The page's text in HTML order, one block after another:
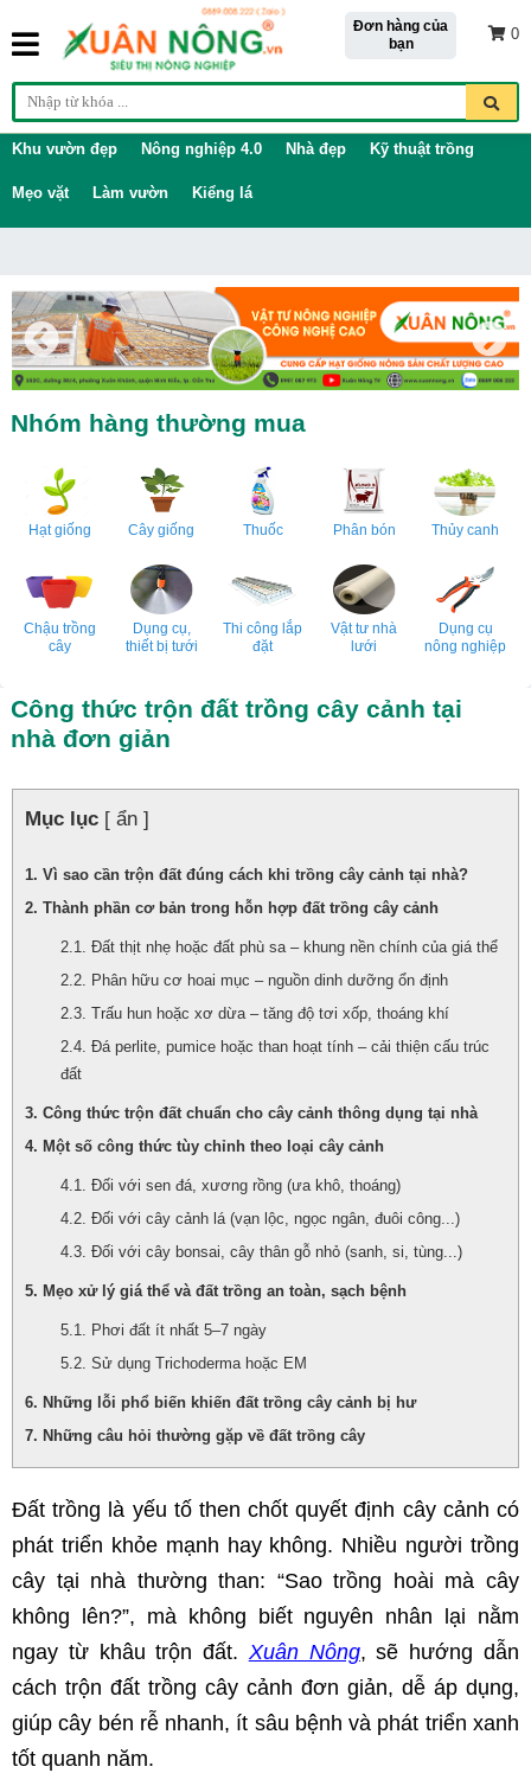
Đơn hàng của
bạn
0
Khu vườn đẹp Nông nghiệp 4.0 Nhà đẹp Kỹ thuật trồng
Mẹo vặt Làm vườn Kiểng lá
Nhóm hàng thường mua
Hạt giống Cây giống Thuốc Phân bón Thủy canh
Chậu trồng
cây
Dụng cụ,
thiết bị tưới
Thi công lắp
đặt
Vật tư nhà
lưới
Dụng cụ
nông nghiệp
Công thức trộn đất trồng cây cảnh tại
nhà đơn giản
Mục lục [ ẩn ]
Vì sao cần trộn đất đúng cách khi trồng cây cảnh tại nhà?
Thành phần cơ bản trong hỗn hợp đất trồng cây cảnh
Đất thịt nhẹ hoặc đất phù sa – khung nền chính của giá thể
Phân hữu cơ hoai mục – nguồn dinh dưỡng ổn định
Trấu hun hoặc xơ dừa – tăng độ tơi xốp, thoáng khí
Đá perlite, pumice hoặc than hoạt tính – cải thiện cấu trúc
đất
Công thức trộn đất chuẩn cho cây cảnh thông dụng tại nhà
Một số công thức tùy chỉnh theo loại cây cảnh
Đối với sen đá, xương rồng (ưa khô, thoáng)
Đối với cây cảnh lá (vạn lộc, ngọc ngân, đuôi công...)
Đối với cây bonsai, cây thân gỗ nhỏ (sanh, si, tùng...)
Mẹo xử lý giá thể và đất trồng an toàn, sạch bệnh
Phơi đất ít nhất 5–7 ngày
Sử dụng Trichoderma hoặc EM
Những lỗi phổ biến khiến đất trồng cây cảnh bị hư
Những câu hỏi thường gặp về đất trồng cây
Đất trồng là yếu tố then chốt quyết định cây cảnh có
phát triển khỏe mạnh hay không. Nhiều người trồng
cây tại nhà thường than: “Sao trồng hoài mà cây
không lên?”, mà không biết nguyên nhân lại nằm
ngay từ khâu trộn đất. Xuân Nông, sẽ hướng dẫn
cách trộn đất trồng cây cảnh đơn giản, dễ áp dụng,
giúp cây bén rễ nhanh, ít sâu bệnh và phát triển xanh
tốt quanh năm.